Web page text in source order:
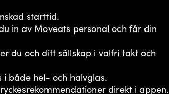
starttid.
in av Moveats personal och får din
du och ditt sällskap i valfri takt och
i både hel- och halvglas.
direkt i appen.